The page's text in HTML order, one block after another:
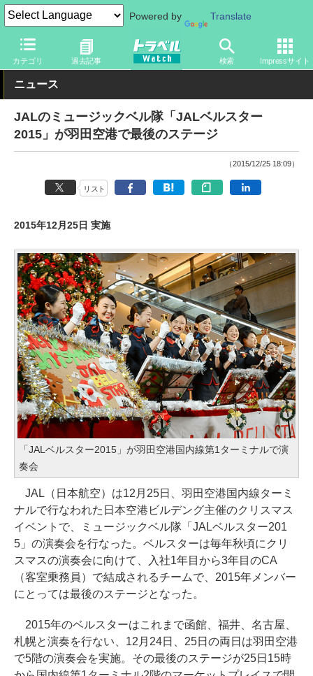
Powered by Translate
カテゴリ 過去記事 検索 Impressサイト
トラベル Watch 企業・政府・官庁 国内エアライン JAL
ニュース
JALのミュージックベル隊「JALベルスター
2015」が羽田空港で最後のステージ
（2015/12/25 18:09）
リスト
2015年12月25日 実施
「JALベルスター2015」が羽田空港国内線第1ターミナルで演
奏会
JAL（日本航空）は12月25日、羽田空港国内線ターミ
ナルで行なわれた日本空港ビルデング主催のクリスマス
イベントで、ミュージックベル隊「JALベルスター201
5」の演奏会を行なった。ベルスターは毎年秋頃にクリ
スマスの演奏会に向けて、入社1年目から3年目のCA
（客室乗務員）で結成されるチームで、2015年メンバー
にとっては最後のステージとなった。
2015年のベルスターはこれまで函館、福井、名古屋、
札幌と演奏を行ない、12月24日、25日の両日は羽田空港
で5階の演奏会を実施。その最後のステージが25日15時